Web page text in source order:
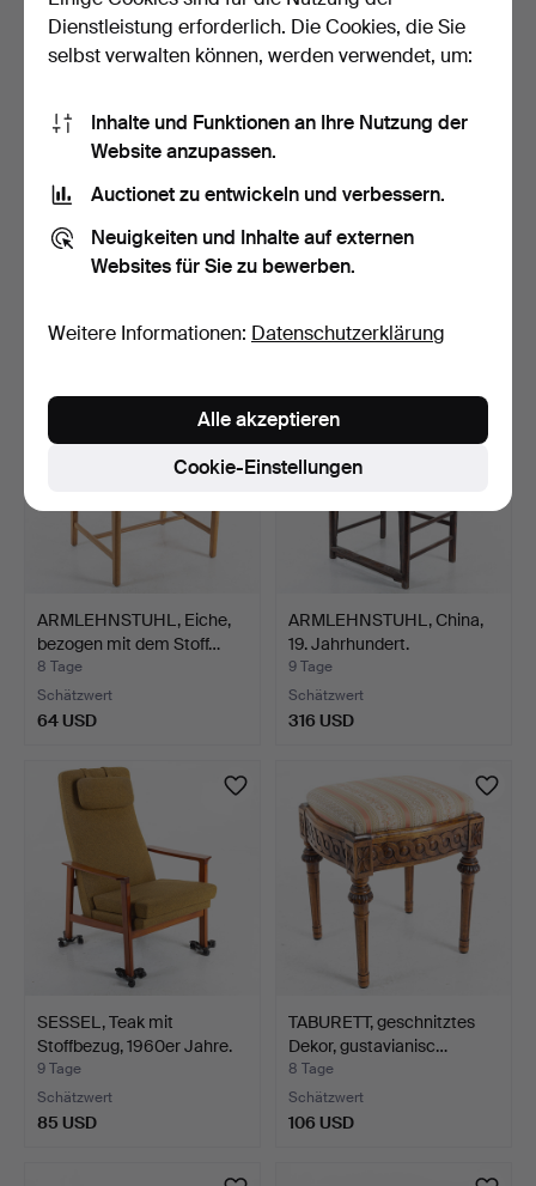
Leder.
des 20. Jahrhunder…
9 Tage
ARMLEHNSTUHL, Eiche,
bezogen mit dem Stoff…
8 Tage
Schätzwert
64 USD
ARMLEHNSTUHL, China,
19. Jahrhundert.
9 Tage
Schätzwert
316 USD
SESSEL, Teak mit
Stoffbezug, 1960er Jahre.
9 Tage
Schätzwert
85 USD
TABURETT, geschnitztes
Dekor, gustavianisc…
8 Tage
Schätzwert
106 USD
Dienstleistung erforderlich. Die Cookies, die Sie
selbst verwalten können, werden verwendet, um:
Inhalte und Funktionen an Ihre Nutzung der
Website anzupassen.
Auctionet zu entwickeln und verbessern.
Neuigkeiten und Inhalte auf externen
Websites für Sie zu bewerben.
Weitere Informationen: Datenschutzerklärung
Cookie-Einstellungen
Alle akzeptieren